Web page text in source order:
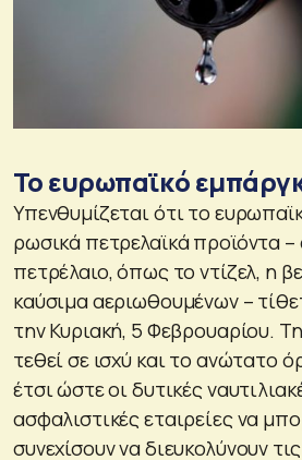
Το ευρωπαϊκό
Υπενθυμίζεται ότι το
ρωσικά πετρελαϊκά προϊόντα
πετρέλαιο, όπως το ντίζελ, η
καύσιμα αεριωθουμένων –
την Κυριακή, 5 Φεβρουαρίου.
τεθεί σε ισχύ και το ανώτατο
έτσι ώστε οι δυτικές
ασφαλιστικές εταιρείες να
συνεχίσουν να διευκολύνουν